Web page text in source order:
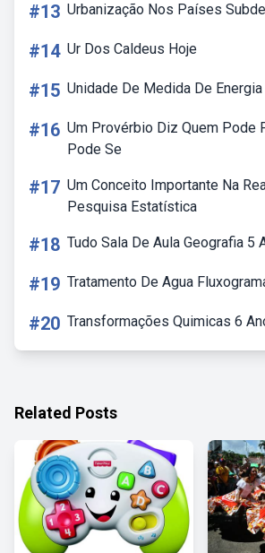
#13 Urbanização Nos Países
#14 Ur Dos Caldeus Hoje
#15 Unidade De Medida De Energia
#16 Um Provérbio Diz Quem Pode
Pode Se
#17 Um Conceito Importante Na
Pesquisa Estatística
#18 Tudo Sala De Aula Geografia 5
#19 Tratamento De Agua
#20 Transformações Quimicas 6
Related Posts